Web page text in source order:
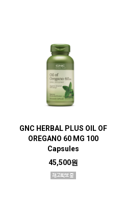
GNC HERBAL PLUS OIL OF
OREGANO 60 MG 100
Capsules
45,500원